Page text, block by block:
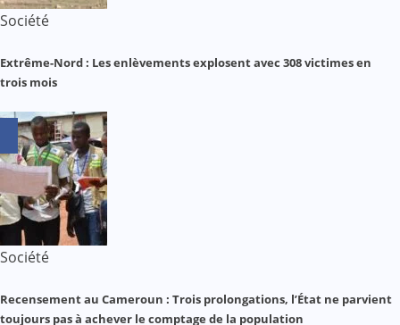
Société
Extrême-Nord : Les enlèvements explosent avec 308 victimes en
trois mois
Société
Recensement au Cameroun : Trois prolongations, l’État ne parvient
toujours pas à achever le comptage de la population